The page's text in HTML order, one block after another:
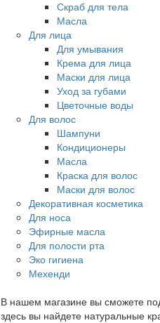
Скраб для тела
Масла
Для лица
Для умывания
Крема для лица
Маски для лица
Уход за губами
Цветочные воды
Для волос
Шампуни
Кондиционеры
Масла
Краска для волос
Маски для волос
Декоративная косметика
Для носа
Эфирные масла
Для полости рта
Эко гигиена
Мехенди
В нашем магазине вы сможете
здесь вы найдете натуральные